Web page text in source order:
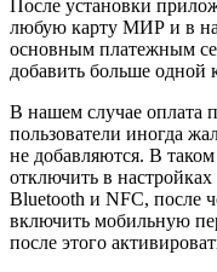
После установки
любую карту МИР и в
основным платежным
добавить больше одной
В нашем случае оплата
пользователи иногда
не добавляются. В
отключить в
Bluetooth и NFC, после
включить мобильную
после этого